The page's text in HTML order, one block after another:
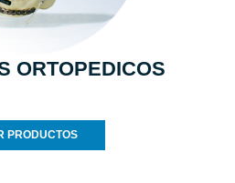
ORTOPEDICOS
PRODUCTOS